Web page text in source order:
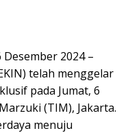
2024 –
telah menggelar
pada Jumat, 6
(TIM), Jakarta.
menuju